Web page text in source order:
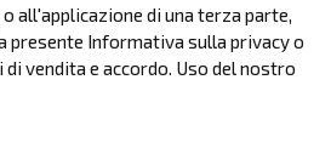
all'applicazione di una terza parte,
presente Informativa sulla privacy o
vendita e accordo. Uso del nostro